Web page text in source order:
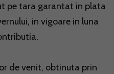
pe tara garantat in plata
in vigoare in luna
de venit, obtinuta prin